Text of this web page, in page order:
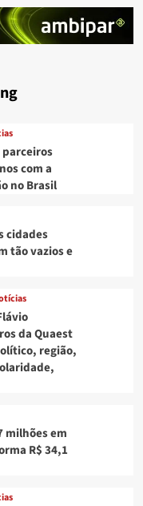
parceiros
com a
no Brasil
cidades
tão vazios e
da Quaest
região,
milhões em
R$ 34,1